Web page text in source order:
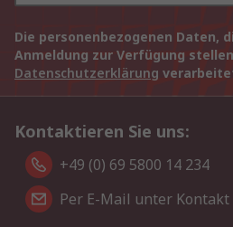
Die personenbezogenen Daten,
Anmeldung zur Verfügung
Datenschutzerklärung
Kontaktieren Sie uns:
+49 (0) 69 5800 14 234
Per E-Mail unter Kontakt